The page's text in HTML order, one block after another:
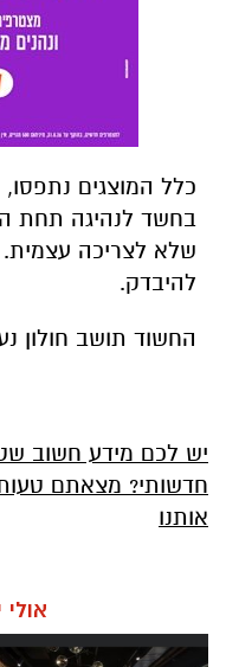
כלל המוצגים
בחשד לנהיגה תחת
שלא לצריכה
להיבדק.
החשוד תושב חולון
יש לכם מידע חשוב
חדשותי? מצאתם
אותנו
אולי